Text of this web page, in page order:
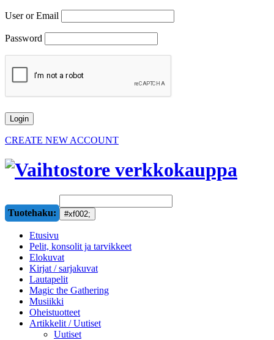
User or Email
Password
CREATE NEW ACCOUNT
Tuotehaku:
Etusivu
Pelit, konsolit ja tarvikkeet
Elokuvat
Kirjat / sarjakuvat
Lautapelit
Magic the Gathering
Musiikki
Oheistuotteet
Artikkelit / Uutiset
Uutiset